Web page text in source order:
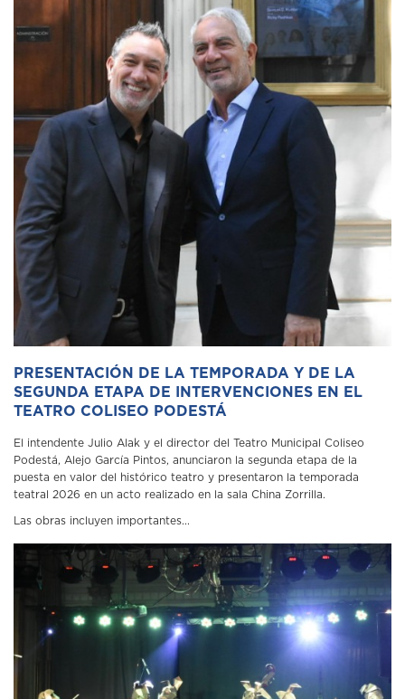
PRESENTACIÓN DE LA TEMPORADA Y DE LA
SEGUNDA ETAPA DE INTERVENCIONES EN EL
TEATRO COLISEO PODESTÁ
El intendente Julio Alak y el director del Teatro Municipal Coliseo
Podestá, Alejo García Pintos, anunciaron la segunda etapa de la
puesta en valor del histórico teatro y presentaron la temporada
teatral 2026 en un acto realizado en la sala China Zorrilla.
Las obras incluyen importantes...